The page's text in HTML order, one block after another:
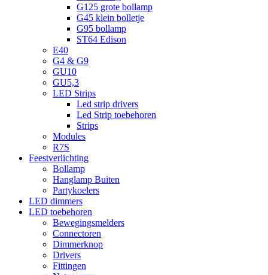
G125 grote bollamp
G45 klein bolletje
G95 bollamp
ST64 Edison
E40
G4 & G9
GU10
GU5,3
LED Strips
Led strip drivers
Led Strip toebehoren
Strips
Modules
R7S
Feestverlichting
Bollamp
Hanglamp Buiten
Partykoelers
LED dimmers
LED toebehoren
Bewegingsmelders
Connectoren
Dimmerknop
Drivers
Fittingen